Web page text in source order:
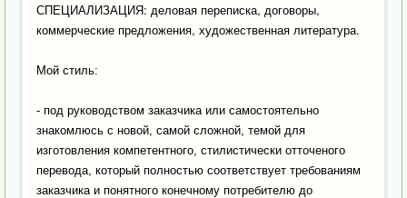
СПЕЦИАЛИЗАЦИЯ: деловая переписка, договоры,
коммерческие предложения, художественная литература.
Мой стиль:
- под руководством заказчика или самостоятельно
знакомлюсь с новой, самой сложной, темой для
изготовления компетентного, стилистически отточеного
перевода, который полностью соответствует требованиям
заказчика и понятного конечному потребителю до